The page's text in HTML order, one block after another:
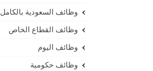
وظائف السعودية بالكامل
وظائف القطاع الخاص
وظائف اليوم
وظائف حكومية